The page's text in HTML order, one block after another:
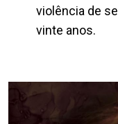
violência de
vinte anos.